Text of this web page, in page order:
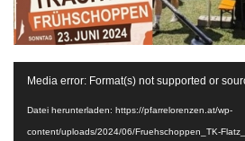
Media error: Format(s) not supported or
Datei herunterladen: https://pfarrelorenzen.at/wp-
content/uploads/2024/06/Fruehschoppen_TK-